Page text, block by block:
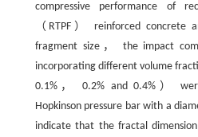
compressive performance of
（RTPF） reinforced concrete
fragment size， the impact
incorporating different volume
0.1%， 0.2% and 0.4%）
Hopkinson pressure bar with a
indicate that the fractal